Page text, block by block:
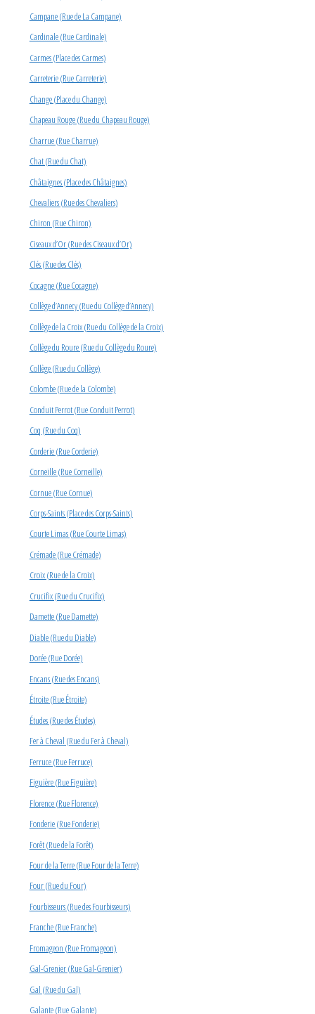
Campane (Rue de La Campane)
Cardinale (Rue Cardinale)
Carmes (Place des Carmes)
Carreterie (Rue Carreterie)
Change (Place du Change)
Chapeau Rouge (Rue du Chapeau Rouge)
Charrue (Rue Charrue)
Chat (Rue du Chat)
Châtaignes (Place des Châtaignes)
Chevaliers (Rue des Chevaliers)
Chiron (Rue Chiron)
Ciseaux d’Or (Rue des Ciseaux d’Or)
Clés (Rue des Clés)
Cocagne (Rue Cocagne)
Collège d’Annecy (Rue du Collège d’Annecy)
Collège de la Croix (Rue du Collège de la Croix)
Collège du Roure (Rue du Collège du Roure)
Collège (Rue du Collège)
Colombe (Rue de la Colombe)
Conduit Perrot (Rue Conduit Perrot)
Coq (Rue du Coq)
Corderie (Rue Corderie)
Corneille (Rue Corneille)
Cornue (Rue Cornue)
Corps-Saints (Place des Corps-Saints)
Courte Limas (Rue Courte Limas)
Crémade (Rue Crémade)
Croix (Rue de la Croix)
Crucifix (Rue du Crucifix)
Damette (Rue Damette)
Diable (Rue du Diable)
Dorée (Rue Dorée)
Encans (Rue des Encans)
Étroite (Rue Étroite)
Études (Rue des Études)
Fer à Cheval (Rue du Fer à Cheval)
Ferruce (Rue Ferruce)
Figuière (Rue Figuière)
Florence (Rue Florence)
Fonderie (Rue Fonderie)
Forêt (Rue de la Forêt)
Four de la Terre (Rue Four de la Terre)
Four (Rue du Four)
Fourbisseurs (Rue des Fourbisseurs)
Franche (Rue Franche)
Fromageon (Rue Fromageon)
Gal-Grenier (Rue Gal-Grenier)
Gal (Rue du Gal)
Galante (Rue Galante)